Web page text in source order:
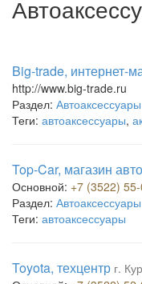
Big-trade, интернет-
http://www.big-trade.ru
Раздел: Автоаксессуары
Теги: автоаксессуары,
Top-Car, магазин
Основной: +7 (3522)
Раздел: Автоаксессуары
Теги: автоаксессуары
Toyota, техцентр г.